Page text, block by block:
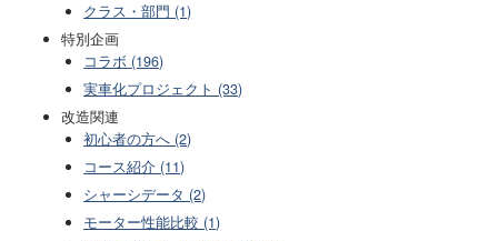
クラス・部門 (1)
特別企画
コラボ (196)
実車化プロジェクト (33)
改造関連
初心者の方へ (2)
コース紹介 (11)
シャーシデータ (2)
モーター性能比較 (1)